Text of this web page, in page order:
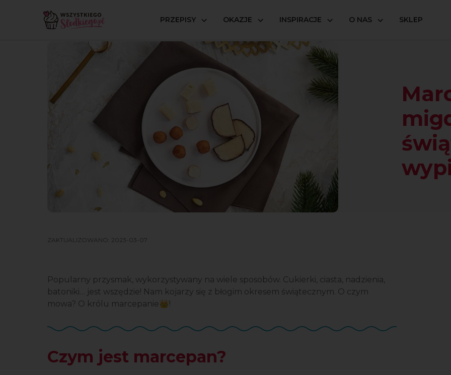
PRZEPISY OKAZJE INSPIRACJE O NAS SKLEP
Strona główna Inspiracje Lifestyle Marcepan - migdałowy król świątecznych wypieków
ZAKTUALIZOWANO: 2023-03-07
Popularny przysmak, wykorzystywany na wiele sposobów. Cukierki, ciasta, nadzienia,
batoniki… jest wszędzie! Nam kojarzy się z błogim okresem świątecznym. O czym
mowa? O królu marcepanie👑!
Czym jest marcepan?